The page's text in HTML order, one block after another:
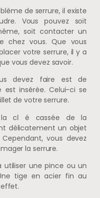
de serrure, il existe
Vous pouvez soit
soit contacter un
chez vous. Que vous
votre serrure, il y a
vous devez savoir.
devez faire est de
insérée. Celui-ci se
de votre serrure.
la cl é cassée de la
délicatement un objet
vous devez
la serrure.
une pince ou un
tige en acier fin au